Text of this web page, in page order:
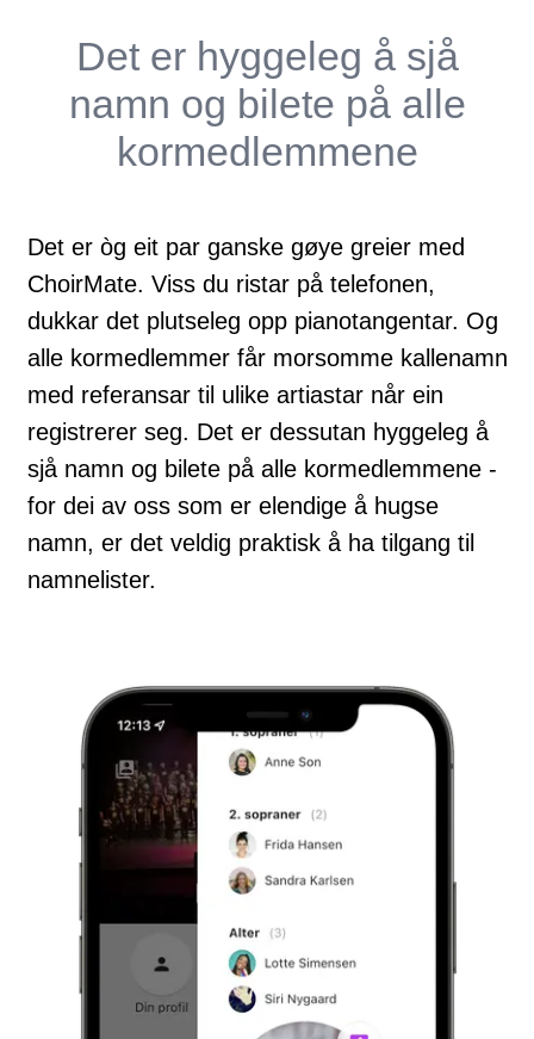
Det er hyggeleg å sjå
namn og bilete på alle
kormedlemmene
Det er òg eit par ganske gøye greier med
ChoirMate. Viss du ristar på telefonen,
dukkar det plutseleg opp pianotangentar. Og
alle kormedlemmer får morsomme kallenamn
med referansar til ulike artiastar når ein
registrerer seg. Det er dessutan hyggeleg å
sjå namn og bilete på alle kormedlemmene -
for dei av oss som er elendige å hugse
namn, er det veldig praktisk å ha tilgang til
namnelister.